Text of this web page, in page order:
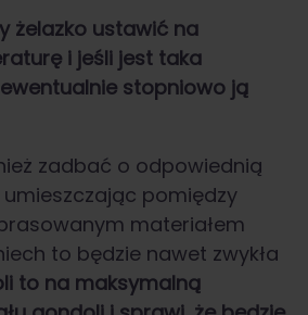
żelazko ustawić na
i jeśli jest taka
stopniowo ją
zadbać o odpowiednią
pomiędzy
materiałem
to będzie nawet zwykła
to na maksymalną